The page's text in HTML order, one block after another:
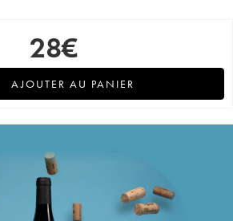
28€
AJOUTER AU PANIER